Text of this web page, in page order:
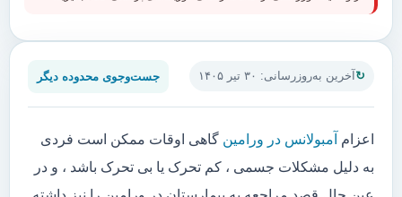
آخرین به‌روزرسانی: ۳۰ تیر ۱۴۰۵ جست‌وجوی محدوده دیگر
اعزام آمبولانس در ورامین گاهی اوقات ممکن است فردی
به دلیل مشکلات جسمی ، کم تحرک یا بی تحرک باشد ، و در